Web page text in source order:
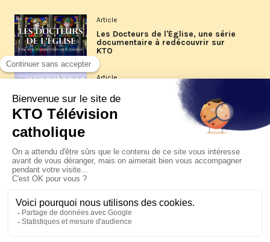
Article
Les Docteurs de l'Église, une série
documentaire à redécouvrir sur
KTO
Article
Les reportages d'été 2026 de KTO
La visite pastorale du pape Léon
XIV à Assise à suivre sur KTO le
jeudi 6 août
Le pape en Uruguay, Argentine et
Pérou du 6 au 17 novembre 2026